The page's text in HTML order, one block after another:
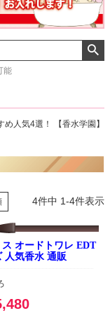
能
人気4選！ 【香水学園】
4件中 1-4件表示
オードトワレ EDT
人気香水 通販